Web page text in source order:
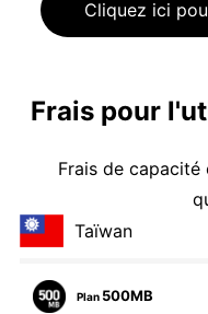
Cliquez ici
Frais pour
Frais de
Taïwan
Plan 500MB